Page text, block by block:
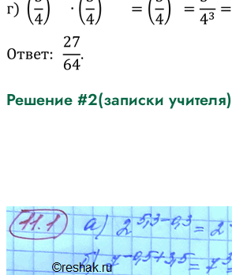
Решение #2(записки учителя)